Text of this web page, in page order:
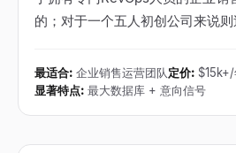
的；对于一个五人初创公司来说则
最适合: 企业销售运营团队定价:
显著特点: 最大数据库 + 意向信号